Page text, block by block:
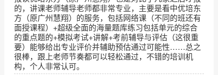
的，讲课老师辅导老师都非常专业，主要是看中优培东
方（原广州慧翔）的服务，包括网络课（不同的班还有
面授课程）+超级全面的海量题库练习包括单元的综合
的重点题的+模拟考试+讲解+考前辅导与评估（这很重
要）能够给出专业评价并辅助预估通过可能性……总之
很棒，跟上老师节奏都可以轻松通过，不错的培训机
构，个人非常认可。